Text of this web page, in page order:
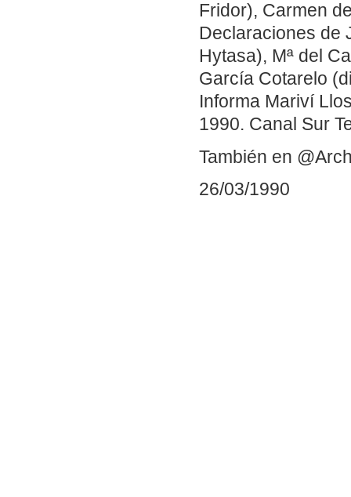
Fridor), Carmen
Declaraciones de
Hytasa), Mª del
García Cotarelo
Informa Mariví
1990. Canal Sur
También en
26/03/1990